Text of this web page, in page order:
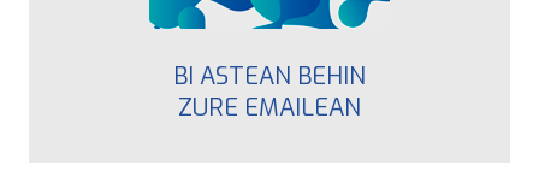
BI ASTEAN BEHIN
ZURE EMAILEAN